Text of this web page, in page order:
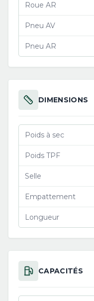
Roue AR
Pneu AV
Pneu AR
DIMENSIONS
Poids à sec
Poids TPF
Selle
Empattement
Longueur
CAPACITÉS